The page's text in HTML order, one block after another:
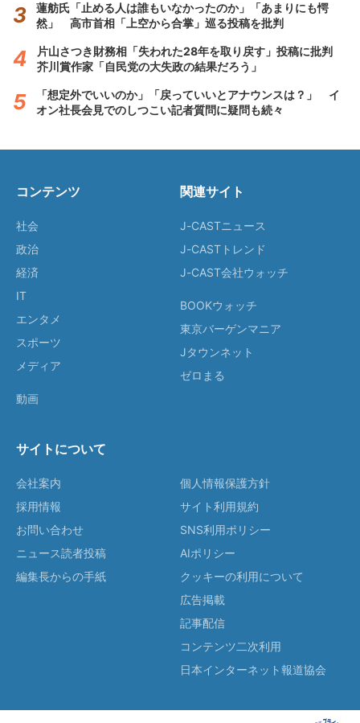
蓮舫氏「止める人は誰もいなかったのか」「あまりにも愕
然」 高市首相「上空から合掌」巡る投稿を批判
片山さつき財務相「失われた28年を取り戻す」投稿に批判
芥川賞作家「自民党の大失政の結果だろう」
「想定外でいいのか」「戻っていいとアナウンスは？」 イ
オン社長会見でのしつこい記者質問に疑問も続々
コンテンツ
社会
政治
経済
IT
エンタメ
スポーツ
メディア
動画
関連サイト
J-CASTニュース
J-CASTトレンド
J-CAST会社ウォッチ
BOOKウォッチ
東京バーゲンマニア
Jタウンネット
ゼロまる
サイトについて
会社案内
採用情報
お問い合わせ
ニュース読者投稿
編集長からの手紙
個人情報保護方針
サイト利用規約
SNS利用ポリシー
AIポリシー
クッキーの利用について
広告掲載
記事配信
コンテンツ二次利用
日本インターネット報道協会